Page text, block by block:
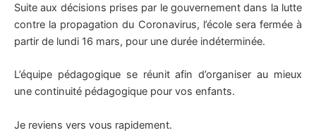
Suite aux décisions prises par le gouvernement dans la lutte
contre la propagation du Coronavirus, l’école sera fermée à
partir de lundi 16 mars, pour une durée indéterminée.
L’équipe pédagogique se réunit afin d’organiser au mieux
une continuité pédagogique pour vos enfants.
Je reviens vers vous rapidement.